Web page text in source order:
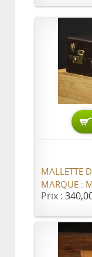
MALLETTE
MARQUE :
Prix :